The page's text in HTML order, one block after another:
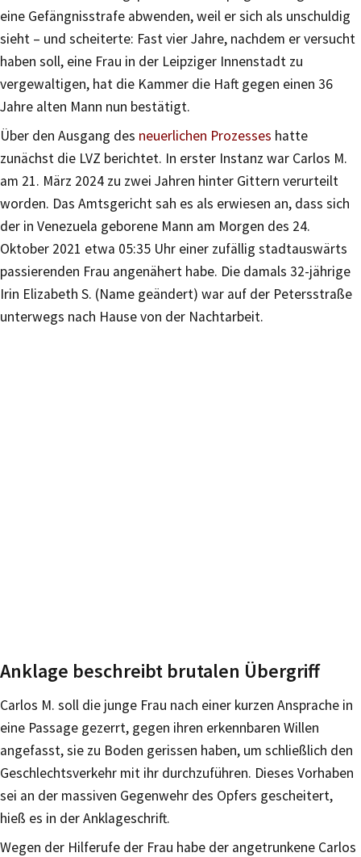
eine Gefängnisstrafe abwenden, weil er sich als unschuldig
sieht – und scheiterte: Fast vier Jahre, nachdem er versucht
haben soll, eine Frau in der Leipziger Innenstadt zu
vergewaltigen, hat die Kammer die Haft gegen einen 36
Jahre alten Mann nun bestätigt.
Über den Ausgang des neuerlichen Prozesses hatte
zunächst die LVZ berichtet. In erster Instanz war Carlos M.
am 21. März 2024 zu zwei Jahren hinter Gittern verurteilt
worden. Das Amtsgericht sah es als erwiesen an, dass sich
der in Venezuela geborene Mann am Morgen des 24.
Oktober 2021 etwa 05:35 Uhr einer zufällig stadtauswärts
passierenden Frau angenähert habe. Die damals 32-jährige
Irin Elizabeth S. (Name geändert) war auf der Petersstraße
unterwegs nach Hause von der Nachtarbeit.
Anklage beschreibt brutalen Übergriff
Carlos M. soll die junge Frau nach einer kurzen Ansprache in
eine Passage gezerrt, gegen ihren erkennbaren Willen
angefasst, sie zu Boden gerissen haben, um schließlich den
Geschlechtsverkehr mit ihr durchzuführen. Dieses Vorhaben
sei an der massiven Gegenwehr des Opfers gescheitert,
hieß es in der Anklageschrift.
Wegen der Hilferufe der Frau habe der angetrunkene Carlos